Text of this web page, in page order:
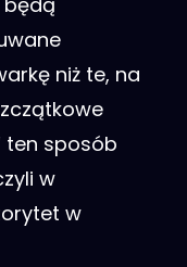
niż te, na
ten sposób
w
w